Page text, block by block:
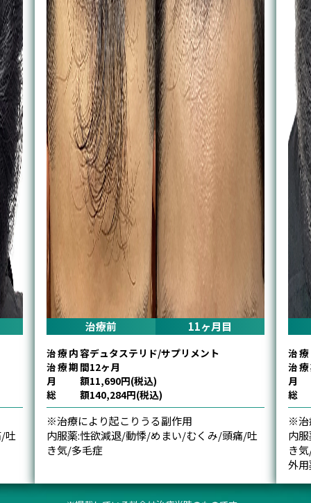
吐
治療前 3ヶ月目
治療内容Birth/CPローション
治療期間12ヶ月
月額23,427円(税込)
総額281,119円(税込)
※治療により起こりうる副作用
内服薬:性欲減退/動悸/めまい/むくみ/頭痛/吐
き気/多毛症
治
治
※治
内
き
外